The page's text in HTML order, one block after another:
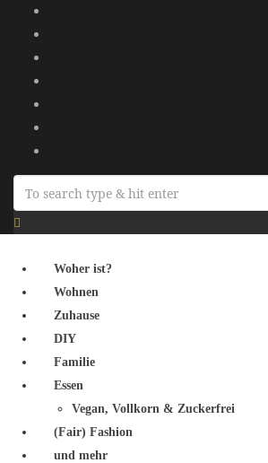
Woher ist?
Wohnen
Zuhause
DIY
Familie
Essen
Vegan, Vollkorn & Zuckerfrei
(Fair) Fashion
und mehr